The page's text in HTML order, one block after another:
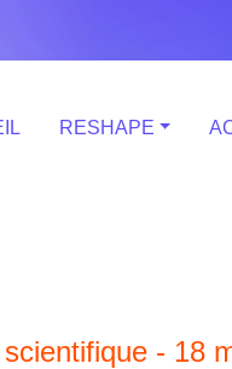
RESHAPE
- 18